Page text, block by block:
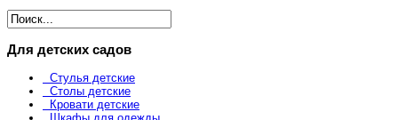
Для детских садов
Стулья детские
Столы детские
Кровати детские
Шкафы для одежды